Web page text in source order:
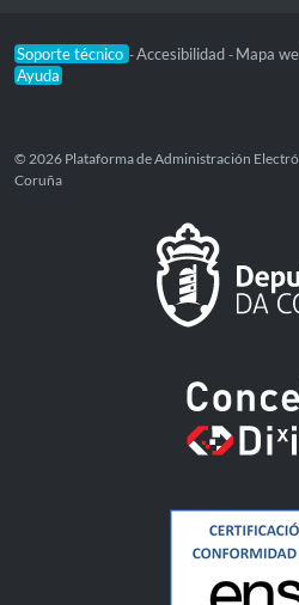
Soporte técnico -Accesibilidad - Mapa
Ayuda
© 2026 Plataforma de Administración
Coruña